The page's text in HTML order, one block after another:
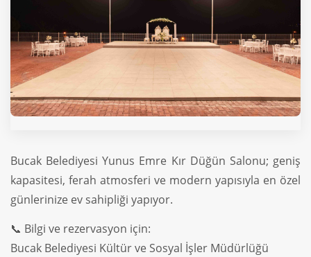
Bucak Belediyesi Yunus Emre Kır Düğün Salonu; geniş
kapasitesi, ferah atmosferi ve modern yapısıyla en özel
günlerinize ev sahipliği yapıyor.
📞 Bilgi ve rezervasyon için:
Bucak Belediyesi Kültür ve Sosyal İşler Müdürlüğü